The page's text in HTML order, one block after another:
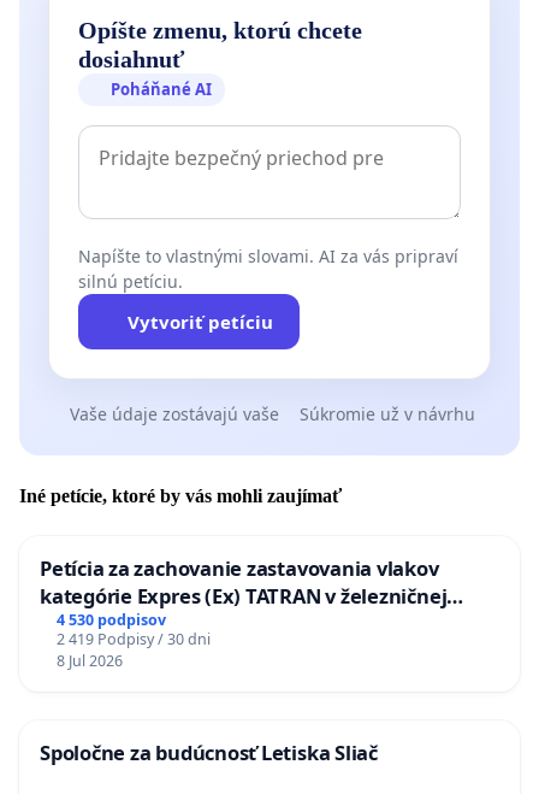
Opíšte zmenu, ktorú chcete
dosiahnuť
Poháňané AI
Napíšte to vlastnými slovami. AI za vás pripraví
silnú petíciu.
Vytvoriť petíciu
Vaše údaje zostávajú vaše Súkromie už v návrhu
Iné petície, ktoré by vás mohli zaujímať
Petícia za zachovanie zastavovania vlakov
kategórie Expres (Ex) TATRAN v železničnej
stanici Púchov
4 530 podpisov
2 419 Podpisy / 30 dni
8 Jul 2026
Spoločne za budúcnosť Letiska Sliač